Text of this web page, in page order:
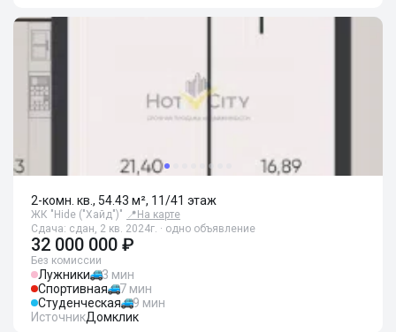
2-комн. кв., 54.43 м², 11/41 этаж
ЖК "Hide ("Хайд")" 📍 На карте
Сдача: сдан, 2 кв. 2024г. · одно объявление
32 000 000 ₽
Без комиссии
Лужники
3 мин
Спортивная
7 мин
Студенческая
9 мин
ИсточникДомклик